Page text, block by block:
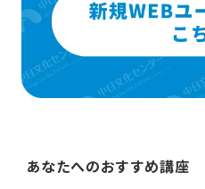
あなたへのおすすめ講座